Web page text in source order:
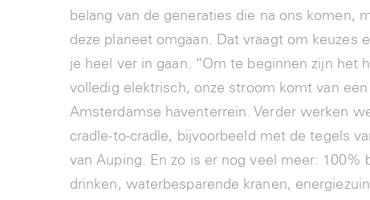
belang van de generaties die na ons komen,
deze planeet omgaan. Dat vraagt om keuzes
je heel ver in gaan. “Om te beginnen zijn het
volledig elektrisch, onze stroom komt van
Amsterdamse haventerrein. Verder werken
cradle-to-cradle, bijvoorbeeld met de tegels
van Auping. En zo is er nog veel meer: 100%
drinken, waterbesparende kranen,